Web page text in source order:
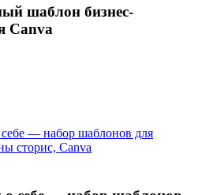
шаблон бизнес-
Canva